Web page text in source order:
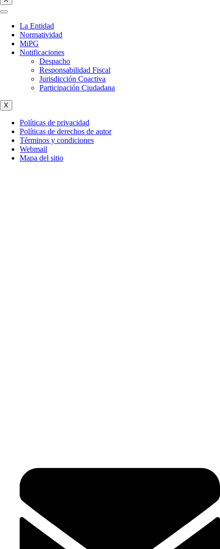
La Entidad
Normatividad
MiPG
Notificaciones
Despacho
Responsabilidad Fiscal
Jurisdicción Coactiva
Participación Ciudadana
X
Políticas de privacidad
Políticas de derechos de autor
Términos y condiciones
Webmail
Mapa del sitio